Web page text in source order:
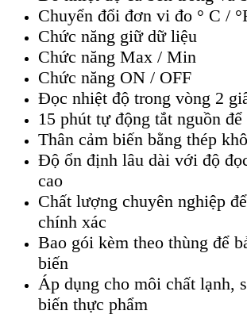
Chuyển đổi đơn vi đo ° C /
Chức năng giữ dữ liệu
Chức năng Max / Min
Chức năng ON / OFF
Đọc nhiệt độ trong vòng 2
15 phút tự động tắt nguồn
Thân cảm biến bằng thép
Độ ổn định lâu dài với độ
cao
Chất lượng chuyên nghiệp
chính xác
Bao gói kèm theo thùng để
biến
Áp dụng cho môi chất lạnh,
biến thực phẩm